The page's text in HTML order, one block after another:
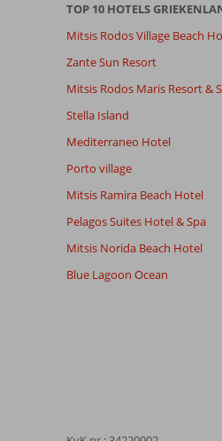
TOP 10 HOTELS
Mitsis Rodos Village Beach
Zante Sun Resort
Mitsis Rodos Maris Resort &
Stella Island
Mediterraneo Hotel
Porto village
Mitsis Ramira Beach Hotel
Pelagos Suites Hotel & Spa
Mitsis Norida Beach Hotel
Blue Lagoon Ocean